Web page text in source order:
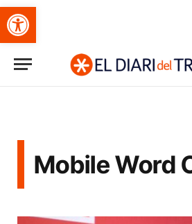
Obre la barra d'eines
Mobile Word